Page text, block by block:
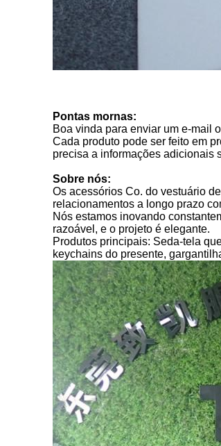
Pontas mornas:
Boa vinda para enviar um e-mail
Cada produto pode ser feito em
precisa a informações adicionais
Sobre nós:
Os acessórios Co. do vestuário
relacionamentos a longo prazo
Nós estamos inovando
razoável, e o projeto é elegante.
Produtos principais: Seda-tela
keychains do presente,